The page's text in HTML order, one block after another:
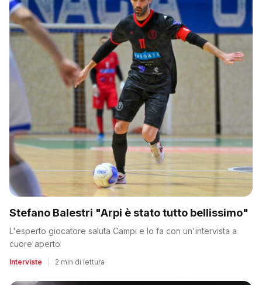
Stefano Balestri "Arpi è stato tutto bellissimo"
L'esperto giocatore saluta Campi e lo fa con un'intervista a
cuore aperto
Interviste 2 min di lettura